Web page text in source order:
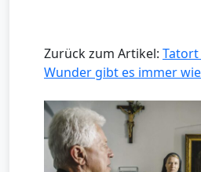
Zurück zum Artikel: Tatort
Wunder gibt es immer